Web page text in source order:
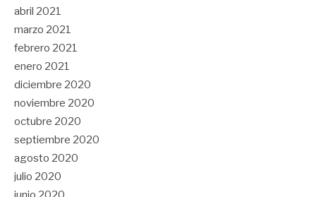
abril 2021
marzo 2021
febrero 2021
enero 2021
diciembre 2020
noviembre 2020
octubre 2020
septiembre 2020
agosto 2020
julio 2020